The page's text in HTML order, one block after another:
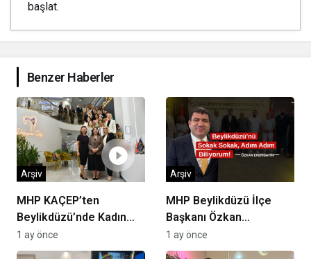
başlat.
Benzer Haberler
MHP KAÇEP’ten
Beylikdüzü’nde Kadın
Girişimcilere Destek
Çıkarması
Arşiv
1 ay önce
MHP Beylikdüzü İlçe
Başkanı Özkan
Eremsayın “Yerel Basın,
Beylikdüzü’nün Ortak
Arşiv
1 ay önce